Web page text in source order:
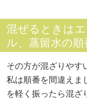
混ぜるときは
ル、蒸留水の順
その方が混ざりやす
私は順番を間違えま
を軽く振ったら混ざ